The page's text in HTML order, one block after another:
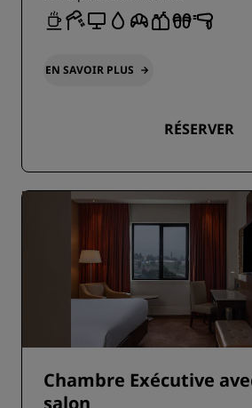
EN SAVOIR PLUS
RÉSERVER
Chambre Exécutive
salon